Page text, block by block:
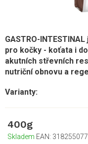
GASTRO-
pro kočky - koťata i
akutních střevních
nutriční obnovu a
400g
Skladem EAN: